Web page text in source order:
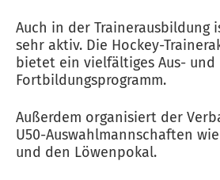
Auch in der Trainerausbildung
sehr aktiv. Die Hockey-
bietet ein vielfältiges Aus- und
Fortbildungsprogramm.
Außerdem organisiert der
U50-Auswahlmannschaften
und den Löwenpokal.